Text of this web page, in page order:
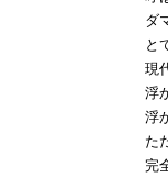
ダ
と
現
浮
浮
た
完